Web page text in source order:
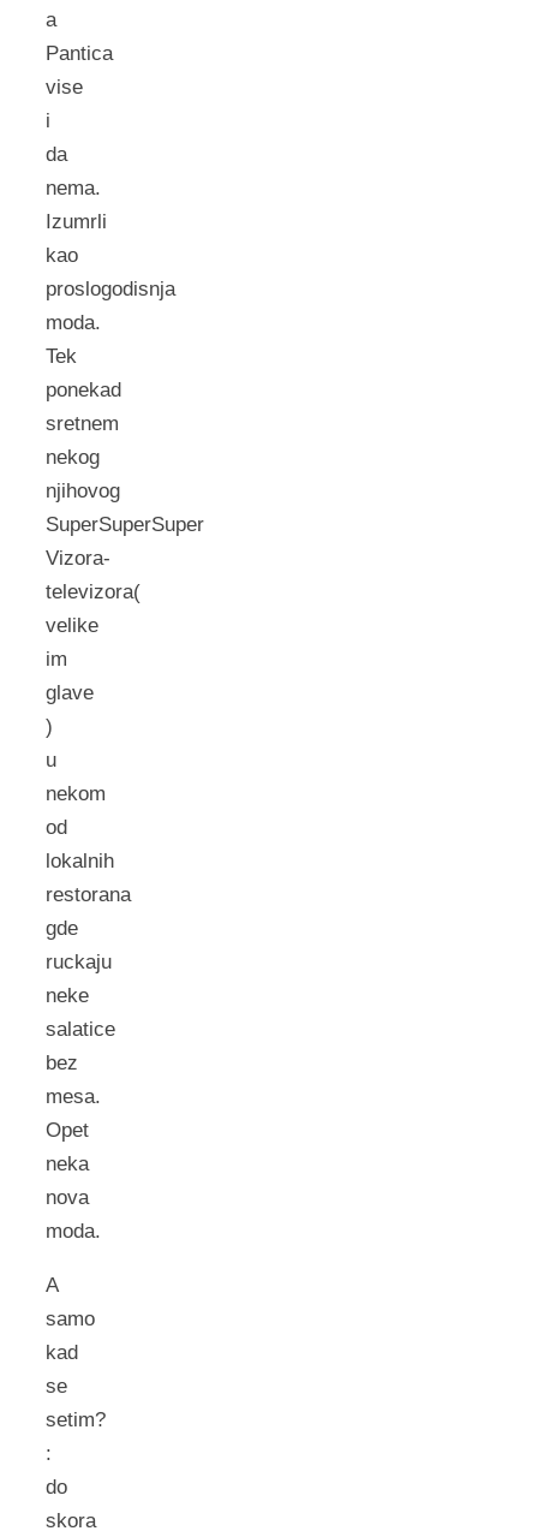
a
Pantica
vise
i
da
nema.
Izumrli
kao
proslogodisnja
moda.
Tek
ponekad
sretnem
nekog
njihovog
SuperSuperSuper
Vizora-
televizora(
velike
im
glave
)
u
nekom
od
lokalnih
restorana
gde
ruckaju
neke
salatice
bez
mesa.
Opet
neka
nova
moda.
A
samo
kad
se
setim?
:
do
skora